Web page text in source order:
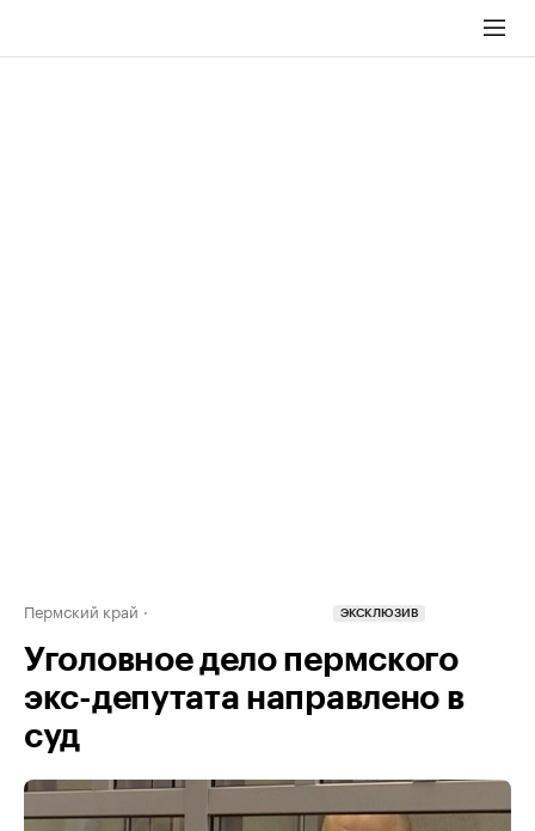
Пермский край ЭКСКЛЮЗИВ
Уголовное дело пермского
экс-депутата направлено в
суд